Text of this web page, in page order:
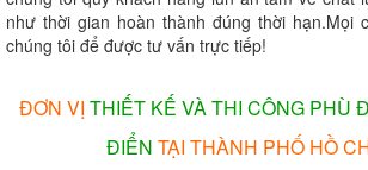
như thời gian hoàn thành đúng thời hạn.Mọi
chúng tôi để được tư vấn trực tiếp!
ĐƠN VỊ THIẾT KẾ VÀ THI CÔNG PHÙ
ĐIỂN TẠI THÀNH PHỐ HỒ